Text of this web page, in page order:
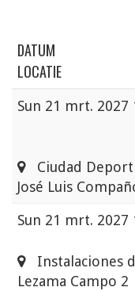
DATUM
LOCATIE
Sun 21 mrt. 2027
Ciudad
José Luis
Sun 21 mrt. 2027
Instalaciones
Lezama Campo 2